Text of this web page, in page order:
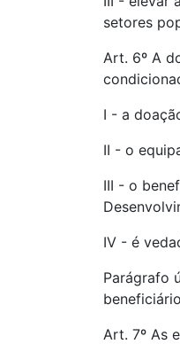
setores
Art. 6º A
I - a
II - o
III - o
IV - é
Parágrafo
Art. 7º As